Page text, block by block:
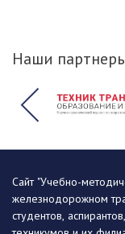
Наши
Сайт "Учебно-
железнодорожном
студентов,